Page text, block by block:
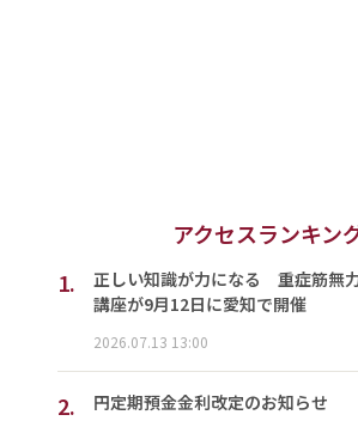
アクセスランキン
1.
正しい知識が力になる 重症筋無
講座が9月12日に愛知で開催
2026.07.13 13:00
2. 円定期預金金利改定のお知らせ